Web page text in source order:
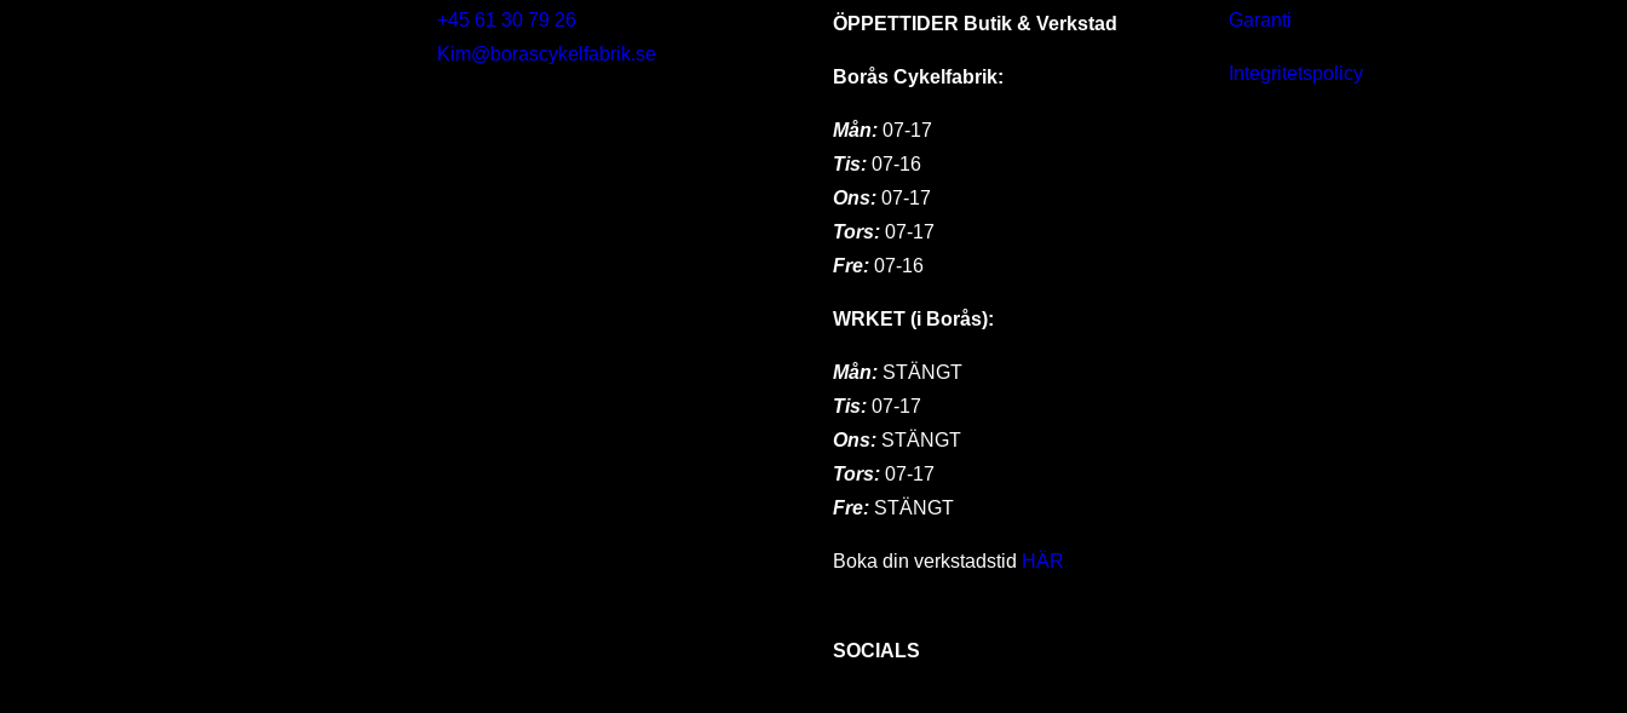
+45 61 30 79 26
Kim@borascykelfabrik.se
ÖPPETTIDER Butik & Verkstad
Borås Cykelfabrik:
Mån: 07-17
Tis: 07-16
Ons:07-17
Tors: 07-17
Fre: 07-16
WRKET (i Borås):
Mån: STÄNGT
Tis: 07-17
Ons:STÄNGT
Tors: 07-17
Fre: STÄNGT
Boka din verkstadstid HÄR
SOCIALS
Garanti
Integritetspolicy